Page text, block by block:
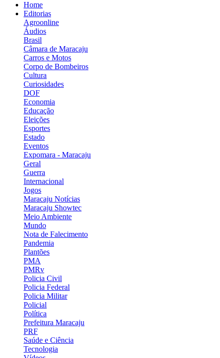
Home
Editorias
Agroonline
Áudios
Brasil
Câmara de Maracaju
Carros e Motos
Corpo de Bombeiros
Cultura
Curiosidades
DOF
Economia
Educação
Eleições
Esportes
Estado
Eventos
Expomara - Maracaju
Geral
Guerra
Internacional
Jogos
Maracaju Notícias
Maracaju Showtec
Meio Ambiente
Mundo
Nota de Falecimento
Pandemia
Plantões
PMA
PMRv
Policia Civil
Policia Federal
Policia Militar
Policial
Política
Prefeitura Maracaju
PRF
Saúde e Ciência
Tecnologia